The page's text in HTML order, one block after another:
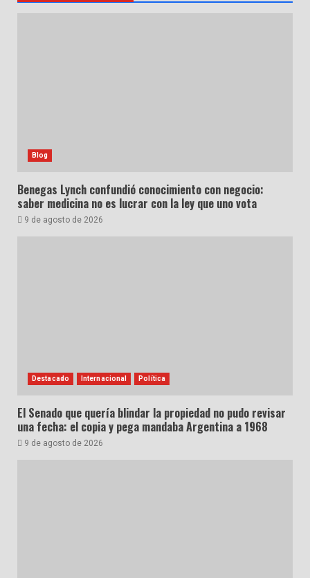
Blog
Benegas Lynch confundió conocimiento con negocio:
saber medicina no es lucrar con la ley que uno vota
9 de agosto de 2026
Destacado Internacional Política
El Senado que quería blindar la propiedad no pudo revisar
una fecha: el copia y pega mandaba Argentina a 1968
9 de agosto de 2026